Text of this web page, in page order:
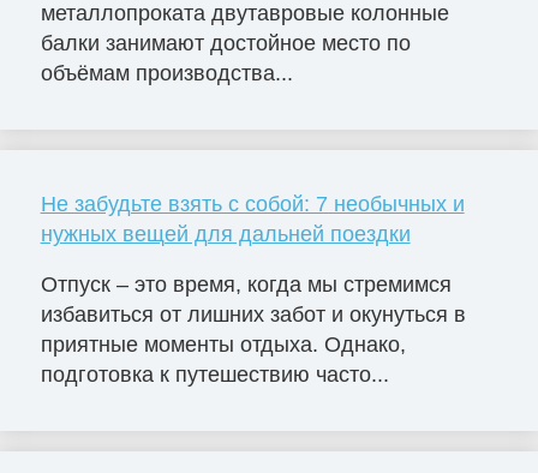
металлопроката двутавровые колонные
балки занимают достойное место по
объёмам производства...
Не забудьте взять с собой: 7 необычных и
нужных вещей для дальней поездки
Отпуск – это время, когда мы стремимся
избавиться от лишних забот и окунуться в
приятные моменты отдыха. Однако,
подготовка к путешествию часто...